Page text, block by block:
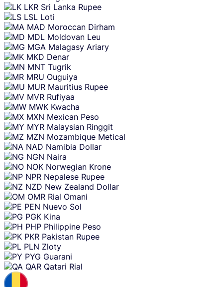
LKR Sri Lanka Rupee
LSL Loti
MAD Moroccan Dirham
MDL Moldovan Leu
MGA Malagasy Ariary
MKD Denar
MNT Tugrik
MRU Ouguiya
MUR Mauritius Rupee
MVR Rufiyaa
MWK Kwacha
MXN Mexican Peso
MYR Malaysian Ringgit
MZN Mozambique Metical
NAD Namibia Dollar
NGN Naira
NOK Norwegian Krone
NPR Nepalese Rupee
NZD New Zealand Dollar
OMR Rial Omani
PEN Nuevo Sol
PGK Kina
PHP Philippine Peso
PKR Pakistan Rupee
PLN Zloty
PYG Guarani
QAR Qatari Rial